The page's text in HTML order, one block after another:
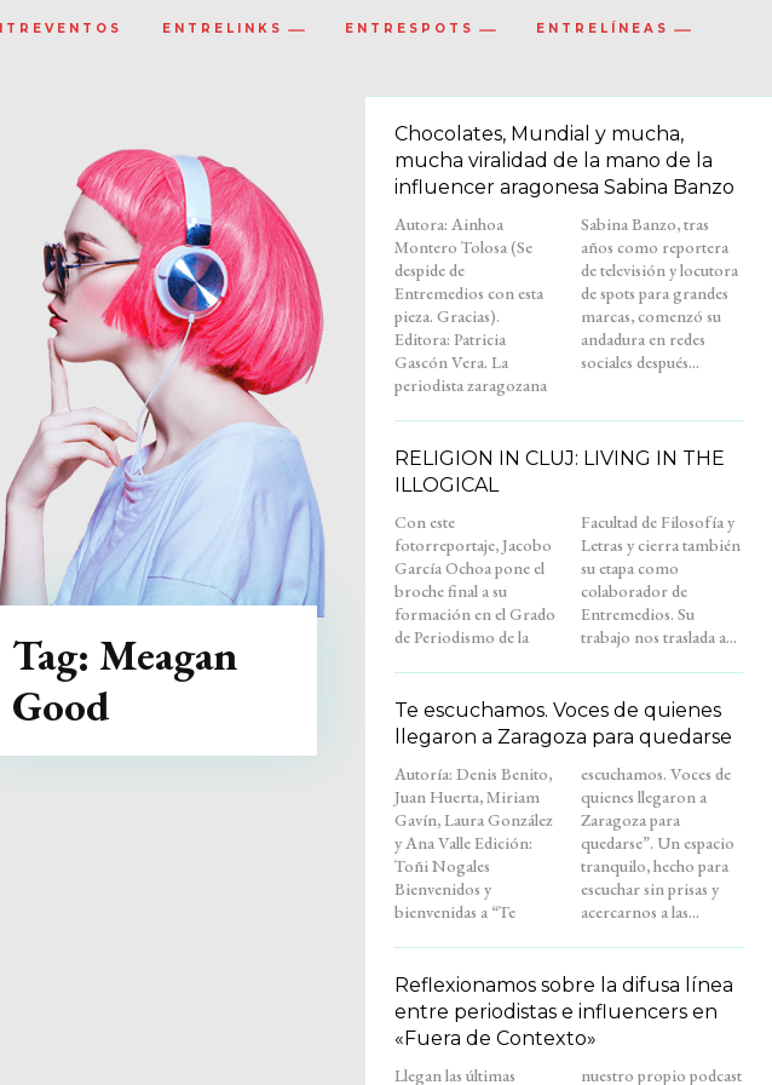
ENTRELINKS ENTRESPOTS ENTRELÍNEAS
Tag: Meagan
Good
Chocolates, Mundial y mucha,
mucha viralidad de la mano de la
influencer aragonesa Sabina Banzo
Autora: Ainhoa
Montero Tolosa (Se
despide de
Entremedios con esta
pieza. Gracias).
Editora: Patricia
Gascón Vera. La
periodista zaragozana
Sabina Banzo, tras
años como reportera
de televisión y locutora
de spots para grandes
marcas, comenzó su
andadura en redes
sociales después...
RELIGION IN CLUJ: LIVING IN THE
ILLOGICAL
Con este
fotorreportaje, Jacobo
García Ochoa pone el
broche final a su
formación en el Grado
de Periodismo de la
Facultad de Filosofía y
Letras y cierra también
su etapa como
colaborador de
Entremedios. Su
trabajo nos traslada a...
Te escuchamos. Voces de quienes
llegaron a Zaragoza para quedarse
Autoría: Denis Benito,
Juan Huerta, Miriam
Gavín, Laura González
y Ana Valle Edición:
Toñi Nogales
Bienvenidos y
bienvenidas a “Te
escuchamos. Voces de
quienes llegaron a
Zaragoza para
quedarse”. Un espacio
tranquilo, hecho para
escuchar sin prisas y
acercarnos a las...
Reflexionamos sobre la difusa línea
entre periodistas e influencers en
«Fuera de Contexto»
Llegan las últimas
nuestro propio podcast